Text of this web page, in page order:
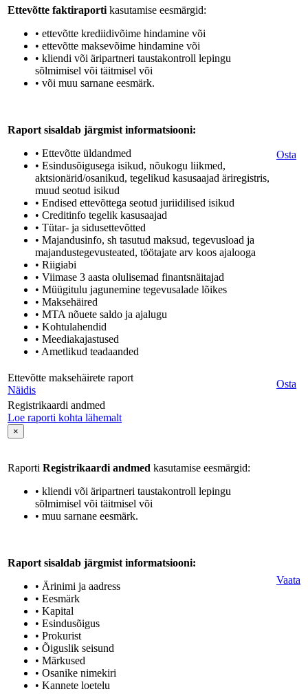
Ettevõtte faktiraporti kasutamise eesmärgid:
• ettevõtte krediidivõime hindamine või
• ettevõtte maksevõime hindamine või
• kliendi või äripartneri taustakontroll lepingu
sõlmimisel või täitmisel või
• või muu sarnane eesmärk.
Raport sisaldab järgmist informatsiooni:
• Ettevõtte üldandmed
• Esindusõigusega isikud, nõukogu liikmed,
aktsionärid/osanikud, tegelikud kasusaajad äriregistris,
muud seotud isikud
• Endised ettevõttega seotud juriidilised isikud
• Creditinfo tegelik kasusaajad
• Tütar- ja sidusettevõtted
• Majandusinfo, sh tasutud maksud, tegevusload ja
majandustegevusteated, töötajate arv koos ajalooga
• Riigiabi
• Viimase 3 aasta olulisemad finantsnäitajad
• Müügitulu jagunemine tegevusalade lõikes
• Maksehäired
• MTA nõuete saldo ja ajalugu
• Kohtulahendid
• Meediakajastused
• Ametlikud teadaanded
Osta
Ettevõtte maksehäirete raport
Näidis
Osta
Registrikaardi andmed
Loe raporti kohta lähemalt
×
Raporti Registrikaardi andmed kasutamise eesmärgid:
• kliendi või äripartneri taustakontroll lepingu
sõlmimisel või täitmisel või
• muu sarnane eesmärk.
Raport sisaldab järgmist informatsiooni:
• Ärinimi ja aadress
• Eesmärk
• Kapital
• Esindusõigus
• Prokurist
• Õiguslik seisund
• Märkused
• Osanike nimekiri
• Kannete loetelu
Vaata